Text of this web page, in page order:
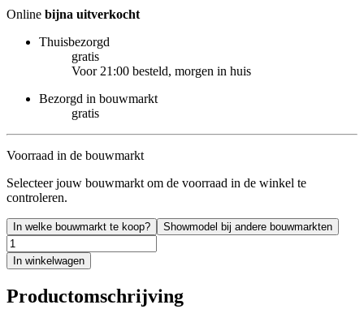
Online bijna uitverkocht
Thuisbezorgd
gratis
Voor 21:00 besteld, morgen in huis
Bezorgd in bouwmarkt
gratis
Voorraad in de bouwmarkt
Selecteer jouw bouwmarkt om de voorraad in de winkel te
controleren.
In welke bouwmarkt te koop? Showmodel bij andere bouwmarkten
In winkelwagen
Productomschrijving